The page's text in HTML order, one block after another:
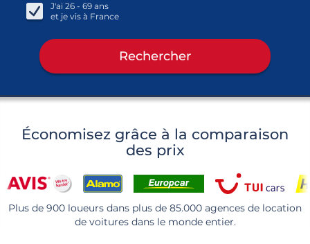
J'ai 26 - 69 ans
et je vis à France
Rechercher
Économisez grâce à la comparaison
des prix
Plus de 900 loueurs dans plus de 85.000 agences de location
de voitures dans le monde entier.